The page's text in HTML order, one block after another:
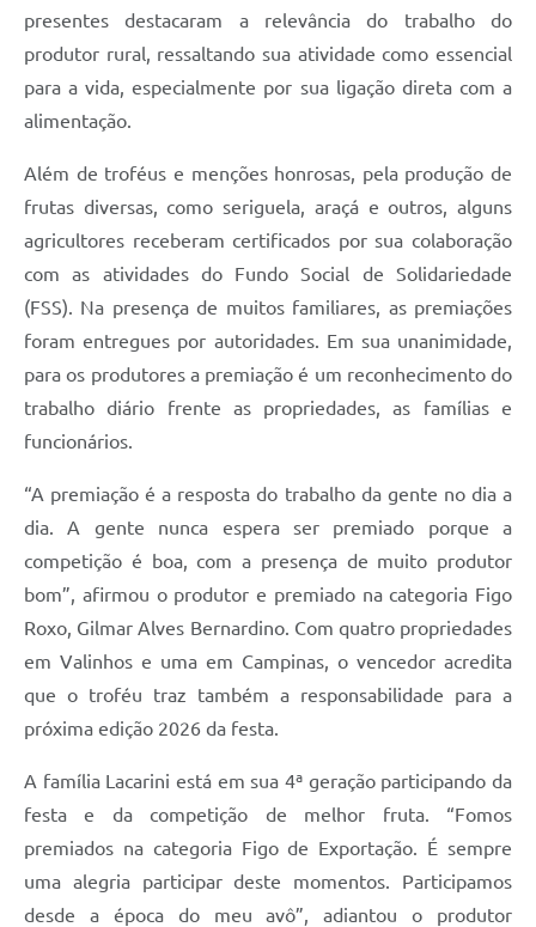
presentes destacaram a relevância do trabalho do
produtor rural, ressaltando sua atividade como essencial
para a vida, especialmente por sua ligação direta com a
alimentação.
Além de troféus e menções honrosas, pela produção de
frutas diversas, como seriguela, araçá e outros, alguns
agricultores receberam certificados por sua colaboração
com as atividades do Fundo Social de Solidariedade
(FSS). Na presença de muitos familiares, as premiações
foram entregues por autoridades. Em sua unanimidade,
para os produtores a premiação é um reconhecimento do
trabalho diário frente as propriedades, as famílias e
funcionários.
“A premiação é a resposta do trabalho da gente no dia a
dia. A gente nunca espera ser premiado porque a
competição é boa, com a presença de muito produtor
bom”, afirmou o produtor e premiado na categoria Figo
Roxo, Gilmar Alves Bernardino. Com quatro propriedades
em Valinhos e uma em Campinas, o vencedor acredita
que o troféu traz também a responsabilidade para a
próxima edição 2026 da festa.
A família Lacarini está em sua 4ª geração participando da
festa e da competição de melhor fruta. “Fomos
premiados na categoria Figo de Exportação. É sempre
uma alegria participar deste momentos. Participamos
desde a época do meu avô”, adiantou o produtor